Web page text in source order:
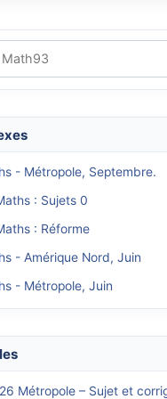
- Métropole, Septembre.
: Sujets 0
: Réforme
- Amérique Nord, Juin
- Métropole, Juin
Métropole – Sujet et